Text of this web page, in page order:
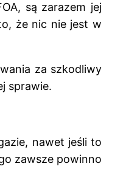
są zarazem jej
że nic nie jest w
za szkodliwy
sprawie.
nawet jeśli to
zawsze powinno